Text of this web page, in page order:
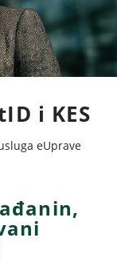
i KES
eUprave